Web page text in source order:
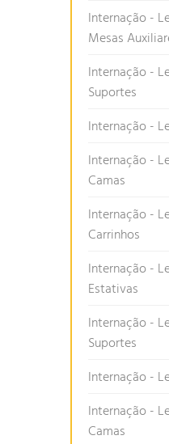
Internação -
Mesas
Internação -
Suportes
Internação -
Internação -
Camas
Internação -
Carrinhos
Internação -
Estativas
Internação -
Suportes
Internação -
Internação -
Camas